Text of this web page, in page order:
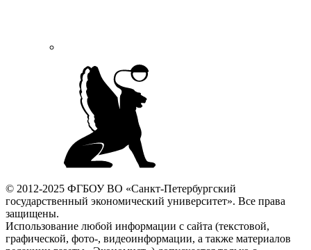
© 2012-2025 ФГБОУ ВО «Санкт-Петербургский
государственный экономический университет». Все права
защищены.
Использование любой информации с сайта (текстовой,
графической, фото-, видеоинформации, а также материалов